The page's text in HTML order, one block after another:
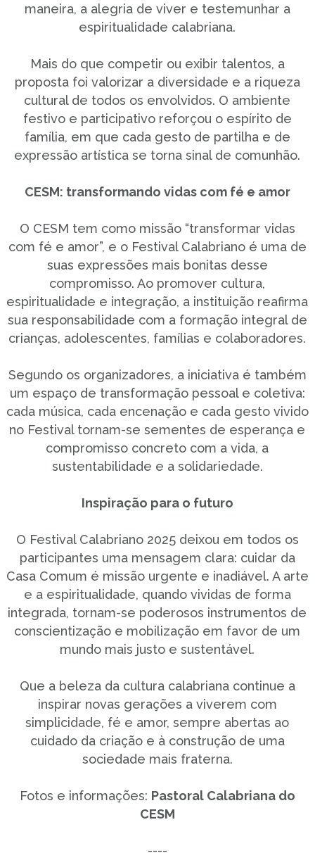
maneira, a alegria de viver e testemunhar a
espiritualidade calabriana.
Mais do que competir ou exibir talentos, a
proposta foi valorizar a diversidade e a riqueza
cultural de todos os envolvidos. O ambiente
festivo e participativo reforçou o espírito de
família, em que cada gesto de partilha e de
expressão artística se torna sinal de comunhão.
CESM: transformando vidas com fé e amor
O CESM tem como missão “transformar vidas
com fé e amor”, e o Festival Calabriano é uma de
suas expressões mais bonitas desse
compromisso. Ao promover cultura,
espiritualidade e integração, a instituição reafirma
sua responsabilidade com a formação integral de
crianças, adolescentes, famílias e colaboradores.
Segundo os organizadores, a iniciativa é também
um espaço de transformação pessoal e coletiva:
cada música, cada encenação e cada gesto vivido
no Festival tornam-se sementes de esperança e
compromisso concreto com a vida, a
sustentabilidade e a solidariedade.
Inspiração para o futuro
O Festival Calabriano 2025 deixou em todos os
participantes uma mensagem clara: cuidar da
Casa Comum é missão urgente e inadiável. A arte
e a espiritualidade, quando vividas de forma
integrada, tornam-se poderosos instrumentos de
conscientização e mobilização em favor de um
mundo mais justo e sustentável.
Que a beleza da cultura calabriana continue a
inspirar novas gerações a viverem com
simplicidade, fé e amor, sempre abertas ao
cuidado da criação e à construção de uma
sociedade mais fraterna.
Fotos e informações: Pastoral Calabriana do
CESM